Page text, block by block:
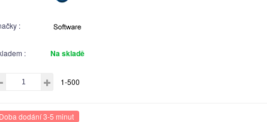
:
: Na skladě
1-500
Doba dodání 3-5 minut